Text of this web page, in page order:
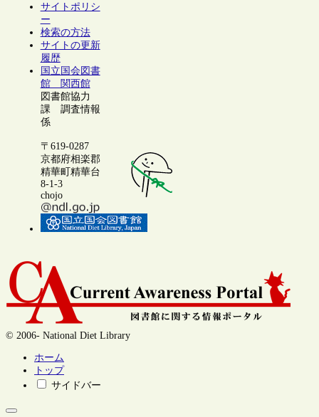
サイトポリシ
ー
検索の方法
サイトの更新
履歴
国立国会図書
館 関西館
図書館協力
課 調査情報
係
〒619-0287
京都府相楽郡
精華町精華台
8-1-3
chojo
© 2006- National Diet Library
ホーム
トップ
サイドバー